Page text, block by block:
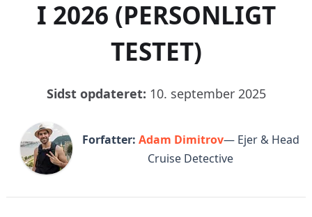
I 2026 (PERSONLIGT
TESTET)
Sidst opdateret: 10. september 2025
Forfatter: Adam Dimitrov— Ejer & Head
Cruise Detective